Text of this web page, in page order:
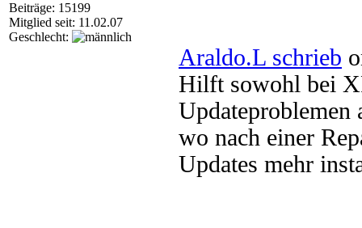
Beiträge: 15199
Mitglied seit: 11.02.07
Geschlecht:
Araldo.L schrieb
Hilft sowohl bei
Updateproblemen
wo nach einer
Updates mehr